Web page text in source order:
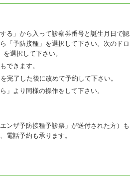
る」から入って診察券番号と誕生月日で認
「予防接種」を選択して下さい。次のドロ
選択して下さい。
できます。
完了した後に改めて予約して下さい。
」より同様の操作をして下さい。
ンザ予防接種予診票」が送付された方）も
電話予約も承ります。